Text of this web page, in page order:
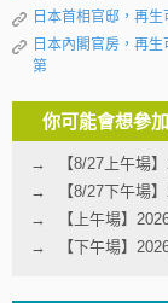
日本首相官邸，再
日本內閣官房，再
第
你可能會想參加
【8/27上午場
【8/27下午場
【上午場】
【下午場】